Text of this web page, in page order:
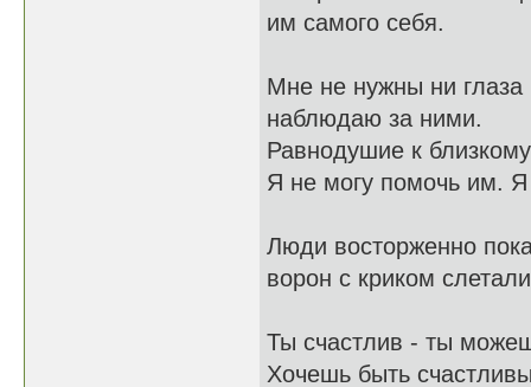
им самого себя.
Мне не нужны ни
наблюдаю за ними.
Равнодушие к
Я не могу помочь им. Я
Люди восторженно
ворон с криком
Ты счастлив - ты
Хочешь быть